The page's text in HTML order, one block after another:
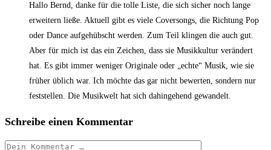
Hallo Bernd, danke für die tolle Liste, die sich sicher noch lange
erweitern ließe. Aktuell gibt es viele Coversongs, die Richtung Pop
oder Dance aufgehübscht werden. Zum Teil klingen die auch gut.
Aber für mich ist das ein Zeichen, dass sie Musikkultur verändert
hat. Es gibt immer weniger Originale oder „echte“ Musik, wie sie
früher üblich war. Ich möchte das gar nicht bewerten, sondern nur
feststellen. Die Musikwelt hat sich dahingehend gewandelt.
Schreibe einen Kommentar
Kommentar